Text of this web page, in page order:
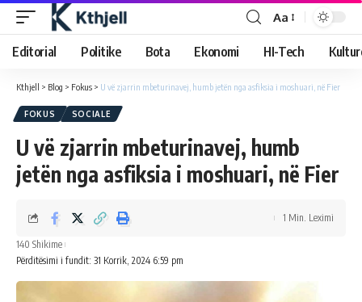
Aa
Editorial Politike Bota Ekonomi HI-Tech
Kthjell > Blog > Fokus > U vë zjarrin mbeturinavej, humb jetën nga asfiksia i moshuari, në Fier
FOKUS SOCIALE
U vë zjarrin mbeturinavej, humb
jetën nga asfiksia i moshuari, në Fier
Përditësimi i fundit: 31 Korrik, 2024 6:59 pm
140 Shikime
1 Min. Leximi